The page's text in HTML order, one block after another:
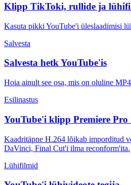
Klipp TikToki, rullide ja
Kasuta pikki YouTube'i üleslaadimisi
Salvesta
Salvesta hetk YouTube'is
Hoia ainult see osa, mis on oluline
Esilinastus
YouTube'i klipp Premiere Pro
Kaadritäpne H.264 lõikab imporditud
DaVinci, Final Cut'i ilma reconform'ita.
Lühifilmid